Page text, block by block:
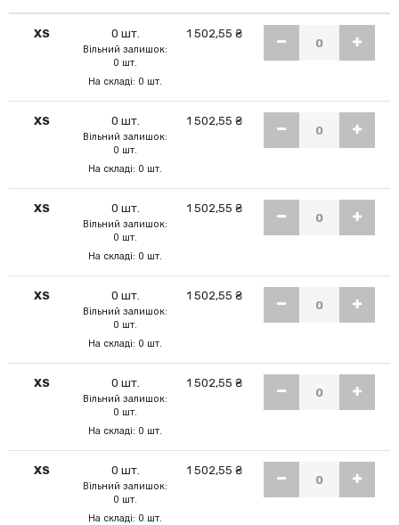
XS 0 шт.
Вільний залишок:
0 шт.
На складі: 0 шт.
1 502,55 ₴
XS 0 шт.
Вільний залишок:
0 шт.
На складі: 0 шт.
1 502,55 ₴
XS 0 шт.
Вільний залишок:
0 шт.
На складі: 0 шт.
1 502,55 ₴
XS 0 шт.
Вільний залишок:
0 шт.
На складі: 0 шт.
1 502,55 ₴
XS 0 шт.
Вільний залишок:
0 шт.
На складі: 0 шт.
1 502,55 ₴
XS 0 шт.
Вільний залишок:
0 шт.
На складі: 0 шт.
1 502,55 ₴